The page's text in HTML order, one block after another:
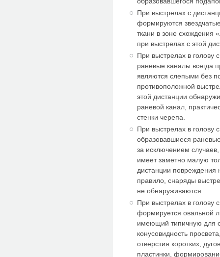
При выстрелах с
формируются
ткани в зоне схождения
при выстрелах с этой
При выстрелах в голову
раневые каналы всегда
являются слепыми без
противоположной
этой дистанции
раневой канал,
стенки черепа.
При выстрелах в голову
образовавшиеся
за исключением
имеет заметно малую
дистанции повреждения
правило, снаряды
не обнаруживаются.
При выстрелах в голову
формируется овальной
имеющий типичную для
конусовидность
отверстия коротких,
пластинки,